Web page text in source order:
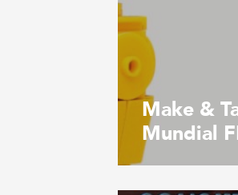
Make &
Mundial